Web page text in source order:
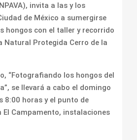
invita a las y los
de México a sumergirse
hongos con el taller y recorrido
Natural Protegida Cerro de la
“Fotografiando los hongos del
se llevará a cabo el domingo
8:00 horas y el punto de
El Campamento, instalaciones